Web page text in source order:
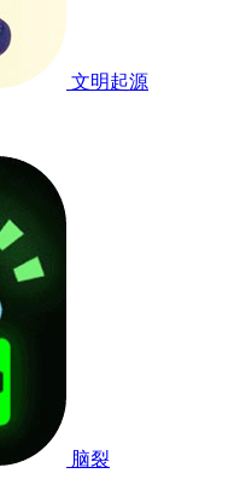
文明起源
脑裂